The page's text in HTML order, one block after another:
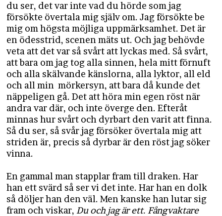
du ser, det var inte vad du hörde som jag
försökte övertala mig själv om. Jag försökte be
mig om högsta möjliga uppmärksamhet. Det är
en ödesstrid, scenen mäts ut. Och jag behövde
veta att det var så svårt att lyckas med. Så svårt,
att bara om jag tog alla sinnen, hela mitt förnuft
och alla skälvande känslorna, alla lyktor, all eld
och all min mörkersyn, att bara då kunde det
näppeligen gå. Det att höra min egen röst när
andra var där, och inte överge den. Efteråt
minnas hur svårt och dyrbart den varit att finna.
Så du ser, så svår jag försöker övertala mig att
striden är, precis så dyrbar är den röst jag söker
vinna.
En gammal man stapplar fram till draken. Har
han ett svärd så ser vi det inte. Har han en dolk
så döljer han den väl. Men kanske han lutar sig
fram och viskar, Du och jag är ett. Fångvaktare